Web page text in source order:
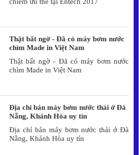
Thật bất ngờ - Đã có máy bơm nước
chìm Made in Việt Nam
Thật bất ngờ - Đã có máy bơm nước
chìm Made in Việt Nam
Địa chỉ bán máy bơm nước thải ở Đà
Nẵng, Khánh Hòa uy tín
Địa chỉ bán máy bơm nước thải ở Đà
Nẵng, Khánh Hòa uy tín